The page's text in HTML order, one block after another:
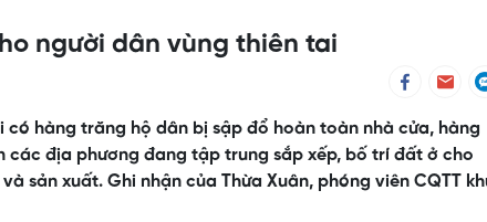
người dân vùng thiên tai
có hàng trăng hộ dân bị sập đổ hoàn toàn nhà cửa, hàng
các địa phương đang tập trung sắp xếp, bố trí đất ở cho
sản xuất. Ghi nhận của Thừa Xuân, phóng viên CQTT